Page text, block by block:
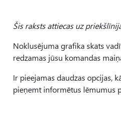
Šis raksts attiecas uz
Noklusējuma grafika skats
redzamas jūsu komandas
Ir pieejamas daudzas opcijas,
pieņemt informētus lēmumus